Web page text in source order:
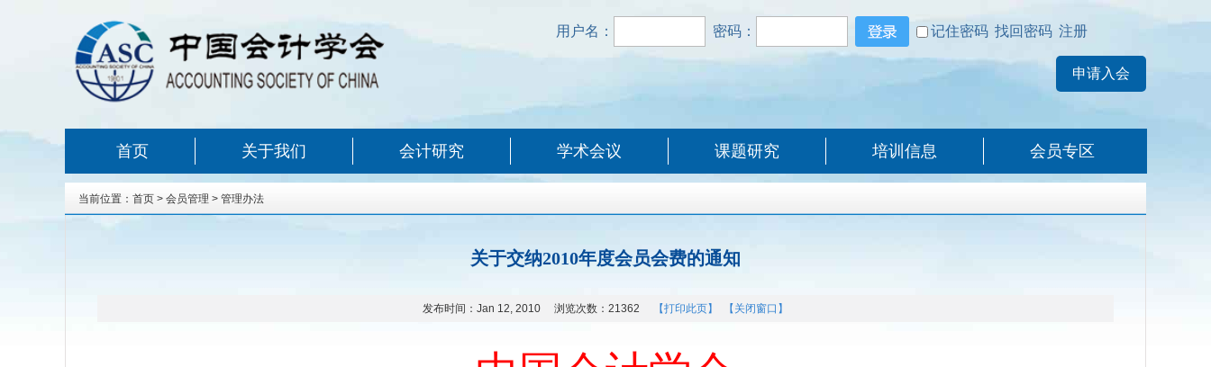
用户名： 密码： 记住密码 找回密码 注册
首页 关于我们 会计研究 学术会议 课题研究 培训信息 会员专区
当前位置： 首页 > 会员管理 > 管理办法
关于交纳2010年度会员会费的通知
发布时间： Jan 12, 2010 浏览次数： 21362 【打印此页】 【关闭窗口】